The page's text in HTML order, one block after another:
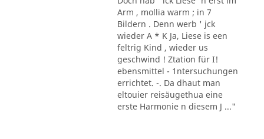
Arm , mollia warm ; in 7
Bildern . Denn werb ' jck
wieder A * K Ja, Liese is een
feltrig Kind , wieder us
geschwind ! Ztation für I!
ebensmittel - 1ntersuchungen
errichtet. -. Da dhaut man
eltouier reisäugethua eine
erste Harmonie n diesem J ..."